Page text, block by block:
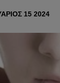
15 2024